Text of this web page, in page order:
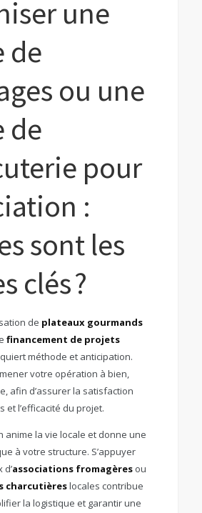
une
de
ou une
de
pour
:
sont les
clés ?
de plateaux gourmands
financement de projets
méthode et anticipation.
votre opération à bien,
afin d’assurer la satisfaction
et l’efficacité du projet.
anime la vie locale et donne une
à votre structure. S’appuyer
associations fromagèresou
charcutièreslocales contribue
la logistique et garantir une